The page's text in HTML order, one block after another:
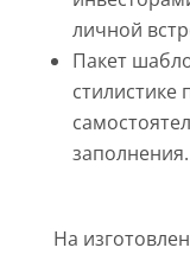
личной
Пакет
стилистике
заполнения.
На